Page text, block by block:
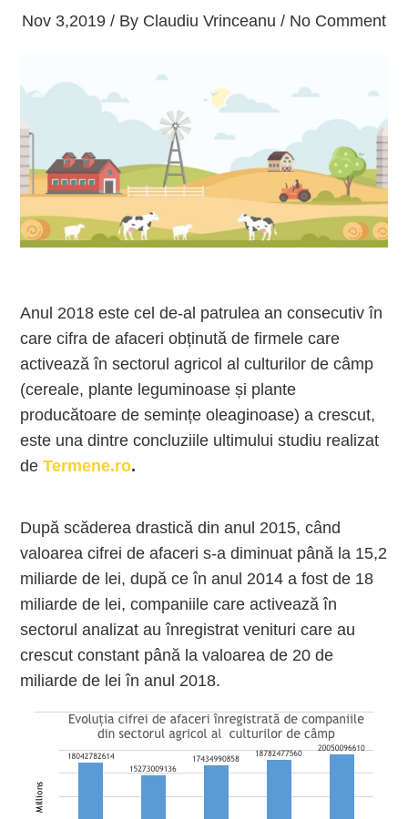
Nov 3,2019 / By Claudiu Vrinceanu / No Comment
Anul 2018 este cel de-al patrulea an consecutiv în
care cifra de afaceri obținută de firmele care
activează în sectorul agricol al culturilor de câmp
(cereale, plante leguminoase și plante
producătoare de semințe oleaginoase) a crescut,
este una dintre concluziile ultimului studiu realizat
deTermene.ro.
După scăderea drastică din anul 2015, când
valoarea cifrei de afaceri s-a diminuat până la 15,2
miliarde de lei, după ce în anul 2014 a fost de 18
miliarde de lei, companiile care activează în
sectorul analizat au înregistrat venituri care au
crescut constant până la valoarea de 20 de
miliarde de lei în anul 2018.